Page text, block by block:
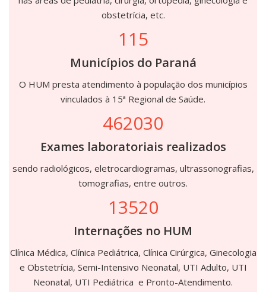
obstetrícia, etc.
115
Municípios do Paraná
O HUM presta atendimento à população dos municípios
vinculados à 15ª Regional de Saúde.
462030
Exames laboratoriais realizados
sendo radiológicos, eletrocardiogramas, ultrassonografias,
tomografias, entre outros.
13520
Internações no HUM
Clínica Médica, Clínica Pediátrica, Clínica Cirúrgica, Ginecologia
e Obstetrícia, Semi-Intensivo Neonatal, UTI Adulto, UTI
Neonatal, UTI Pediátrica e Pronto-Atendimento.